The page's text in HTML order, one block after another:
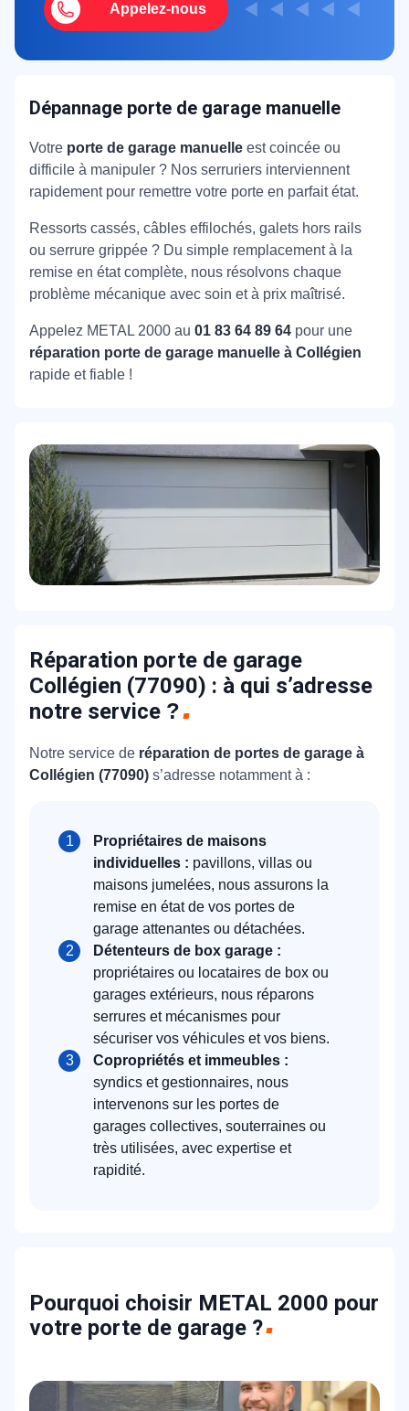
Appelez-nous
Dépannage porte de garage manuelle
Votre porte de garage manuelle est coincée ou
difficile à manipuler ? Nos serruriers interviennent
rapidement pour remettre votre porte en parfait état.
Ressorts cassés, câbles effilochés, galets hors rails
ou serrure grippée ? Du simple remplacement à la
remise en état complète, nous résolvons chaque
problème mécanique avec soin et à prix maîtrisé.
Appelez METAL 2000 au 01 83 64 89 64 pour une
réparation porte de garage manuelle à Collégien
rapide et fiable !
Réparation porte de garage
Collégien (77090) : à qui s’adresse
notre service ?
Notre service de réparation de portes de garage à
Collégien (77090) s’adresse notamment à :
Propriétaires de maisons
individuelles : pavillons, villas ou
maisons jumelées, nous assurons la
remise en état de vos portes de
garage attenantes ou détachées.
Détenteurs de box garage :
propriétaires ou locataires de box ou
garages extérieurs, nous réparons
serrures et mécanismes pour
sécuriser vos véhicules et vos biens.
Copropriétés et immeubles :
syndics et gestionnaires, nous
intervenons sur les portes de
garages collectives, souterraines ou
très utilisées, avec expertise et
rapidité.
Pourquoi choisir METAL 2000 pour
votre porte de garage ?